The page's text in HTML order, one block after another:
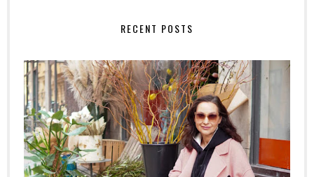
RECENT POSTS